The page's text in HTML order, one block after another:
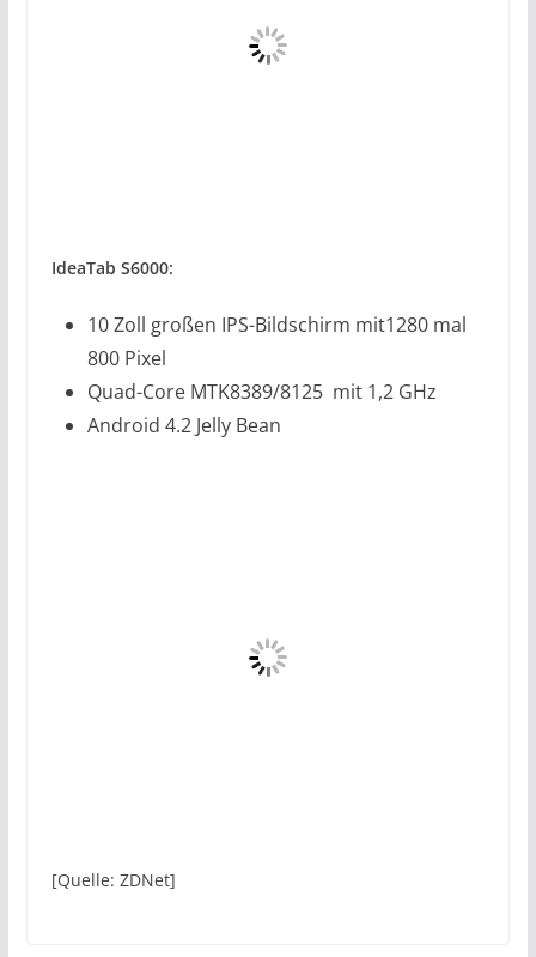
IdeaTab S6000:
10 Zoll großen IPS-Bildschirm mit1280 mal
800 Pixel
Quad-Core MTK8389/8125 mit 1,2 GHz
Android 4.2 Jelly Bean
[Quelle: ZDNet]